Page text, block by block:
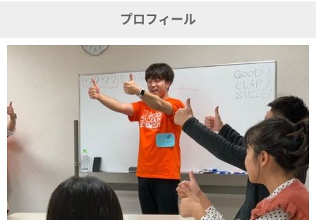
プロフィール